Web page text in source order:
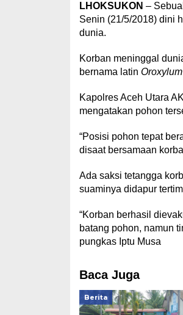
LHOKSUKON –
Senin (21/5/2018) dini
dunia.
Korban meninggal
bernama latin
Kapolres Aceh Utara
mengatakan pohon
“Posisi pohon tepat
disaat bersamaan
Ada saksi tetangga
suaminya didapur
“Korban berhasil
batang pohon, namun
pungkas Iptu Musa
Baca Juga
Berita